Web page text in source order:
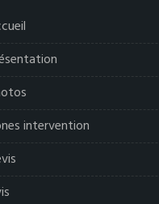
intervention